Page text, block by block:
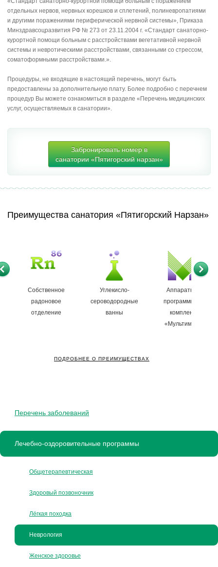
отдельных нервов, нервных корешков и сплетений, полиневропатиями
и другими поражениями периферической нервной системы», Приказа
Минздравсоцразвития РФ № 273 от 23.11.2004 г. «Стандарт санаторно-
курортной помощи больным с расстройствами вегетативной нервной
системы и невротическими расстройствами, связанными со стрессом,
соматоформными расстройствами.».
Процедуры, не входящие в настоящий перечень, могут быть
предоставлены за дополнительную плату. Более подробно с перечнем
процедур Вы можете ознакомиться в разделе «Перечень медицинских
услуг, осуществляемых в санатории».
Забронировать номер в
санатории «Пятигорский нарзан»
Преимущества санатория «Пятигорский Нарзан»
Собственное
радоновое
отделение
Углекисло-
сероводородные
ванны
Аппаратно-
программный
комплекс
«Мультимаг»
ПОДРОБНЕЕ О ПРЕИМУЩЕСТВАХ
Перечень заболеваний
Лечебно-оздоровительные программы
Общетерапевтическая
Здоровый позвоночник
Лёгкая походка
Неврология
Женское здоровье